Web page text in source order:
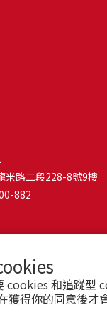
cookies 和追蹤型
獲得你的同意後才
見問題Q1: 幾個月大
首日開始（約8-10週
在5-10分鐘內。Q2: 幼
現不當啃咬時堅定說
間表，成功時立即獎
責罵，使用專用除臭劑
原因（尋求注意力、
時獎勵。避免對吠叫
康。懲罰可能導致恐
社交化，從友善成犬
慮參加專業幼犬社交課
暫分離，逐漸延長。
玩具，建立可預測的
能變得敏感，導致糞
，貓咪的腸胃就可能
厚毯，避免冷風直吹
容易讓貓咪腸胃受影
狀況，適當調整環境
就要小心可能是 寄生
道疾病。這類情況會
瘦、免疫力下降。定
一次）。觀察貓咪精
早就醫。重點提醒：如
帶去獸醫院檢查！ 貓
影響人類，也會影響貓
聲、大聲喧嘩），都
對變化的適應力比較
來源，盡量讓貓咪的
的貓毛是不是很抓狂
方式，就能有效減少
養調整，這些小撇步
法1：勤勞梳毛養貓必
效的掉毛控制方法。
週期：短毛貓每週梳1-
梳具也很重要，可以
選擇。記得將梳毛變
間，也讓貓咪享受被
貓咪會自己清潔，不
的洗澡能幫助貓咪清
內貓咪1-3個月洗一次
專為貓咪設計的溫和
皮膚問題。如果貓咪
購買單價較低的入門
「豪宅」！ 項目費用
$500貓抓板$300外出
物，可以準備一個專
需要外出進行放電，
貓咪玩耍，貓跳台與
次性養貓用品相關花費
型大小，不宜過小。
牠們放肆磨爪的貓抓
平常也可以適度讓貓
拒。總結來說貓咪在
11600不等。雖說金額
米路二段228-8號9樓
882